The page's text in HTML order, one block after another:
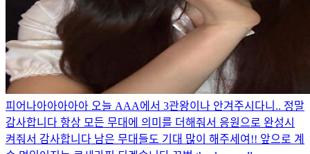
피어나아아아아아 오늘 AAA에서 3관왕이나 안겨주시다니.. 정말
감사합니다 항상 모든 무대에 의미를 더해줘서 응원으로 완성시
켜줘서 감사합니다 남은 무대들도 기대 많이 해주세여!! 앞으로 계